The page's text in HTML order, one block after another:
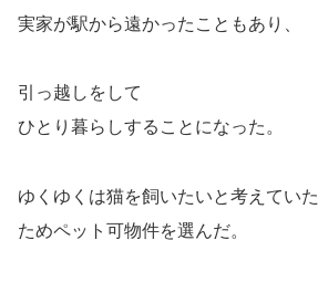
実家が駅から遠かったこともあり、
引っ越しをして
ひとり暮らしすることになった。
ゆくゆくは猫を飼いたいと考えていた
ためペット可物件を選んだ。